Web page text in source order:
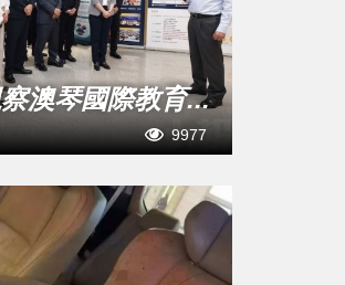
澳琴國際教育...
9977